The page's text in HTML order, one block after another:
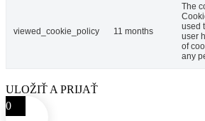
viewed_cookie_policy 11 months
The
used
user
of
any
ULOŽIŤ A PRIJAŤ
0